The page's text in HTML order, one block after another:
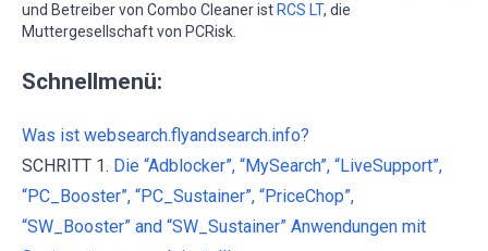
und Betreiber von Combo Cleaner ist RCS LT, die
Muttergesellschaft von PCRisk.
Schnellmenü:
Was ist websearch.flyandsearch.info?
SCHRITT 1. Die “Adblocker”, “MySearch”, “LiveSupport”,
“PC_Booster”, “PC_Sustainer”, “PriceChop”,
“SW_Booster” and “SW_Sustainer” Anwendungen mit